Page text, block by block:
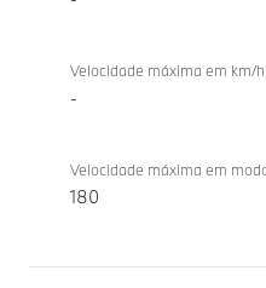
Velocidade máxima em km/h
-
Velocidade máxima em
180